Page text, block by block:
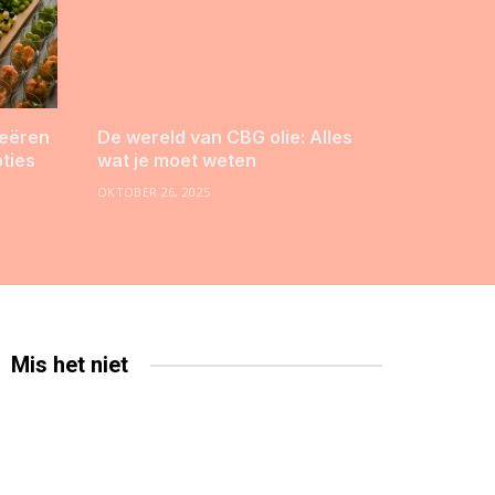
De wereld van CBG olie: Alles
wat je moet weten
OKTOBER 26, 2025
Mis het niet